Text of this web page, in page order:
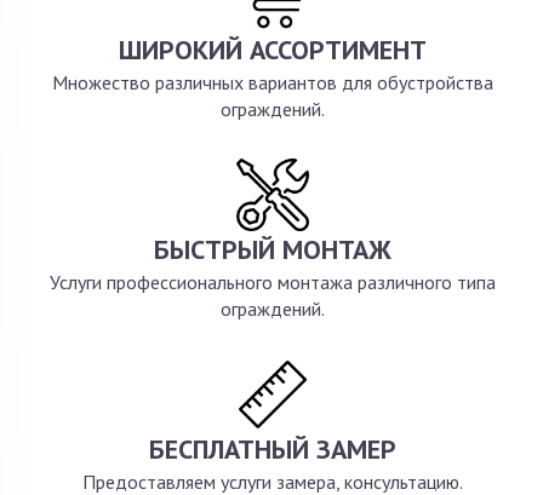
ШИРОКИЙ АССОРТИМЕНТ
Множество различных вариантов для обустройства
ограждений.
БЫСТРЫЙ МОНТАЖ
Услуги профессионального монтажа различного типа
ограждений.
БЕСПЛАТНЫЙ ЗАМЕР
Предоставляем услуги замера, консультацию.